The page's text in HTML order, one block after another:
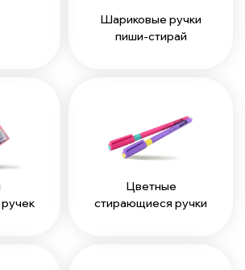
Шариковые ручки
пиши-стирай
Цветные
стирающиеся ручки